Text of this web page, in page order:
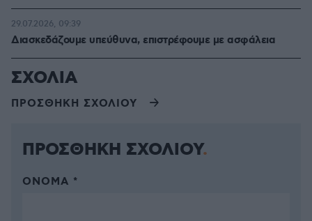
Διασκεδάζουμε υπεύθυνα, επιστρέφουμε με ασφάλεια
29.07.2026, 09:39
ΣΧΟΛΙΑ
ΠΡΟΣΘΗΚΗ ΣΧΟΛΙΟΥ
ΠΡΟΣΘΗΚΗ ΣΧΟΛΙΟΥ
ΌΝΟΜΑ *